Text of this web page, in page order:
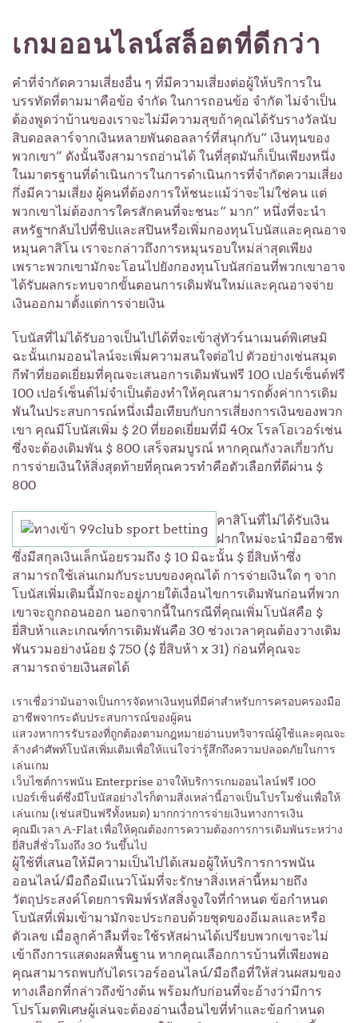
เกมออนไลน์สล็อตที่ดีกว่า
คำที่จำกัดความเสี่ยงอื่น ๆ ที่มีความเสี่ยงต่อผู้ให้บริการใน
บรรทัดที่ตามมาคือข้อ จำกัด ในการถอนข้อ จำกัด ไม่จำเป็น
ต้องพูดว่าบ้านของเราจะไม่มีความสุขถ้าคุณได้รับรางวัลนับ
สิบดอลลาร์จากเงินหลายพันดอลลาร์ที่สนุกกับ“ เงินทุนของ
พวกเขา” ดังนั้นจึงสามารถอ่านได้ ในที่สุดมันก็เป็นเพียงหนึ่ง
ในมาตรฐานที่ดำเนินการในการดำเนินการที่จำกัดความเสี่ยง
กึ่งมีความเสี่ยง ผู้คนที่ต้องการให้ชนะแม้ว่าจะไม่ใช่คน แต่
พวกเขาไม่ต้องการใครสักคนที่จะชนะ“ มาก” หนึ่งที่จะนำ
สหรัฐฯกลับไปที่ชิปและสปินหรือเพิ่มกองทุนโบนัสและคุณอาจ
หมุนคาสิโน เราจะกล่าวถึงการหมุนรอบใหม่ล่าสุดเพียง
เพราะพวกเขามักจะโอนไปยังกองทุนโบนัสก่อนที่พวกเขาอาจ
ได้รับผลกระทบจากขั้นตอนการเดิมพันใหม่และคุณอาจจ่าย
เงินออกมาตั้งแต่การจ่ายเงิน
โบนัสที่ไม่ได้รับอาจเป็นไปได้ที่จะเข้าสู่ทัวร์นาเมนต์พิเศษมิ
ฉะนั้นเกมออนไลน์จะเพิ่มความสนใจต่อไป ตัวอย่างเช่นสมุด
กีฬาที่ยอดเยี่ยมที่คุณจะเสนอการเดิมพันฟรี 100 เปอร์เซ็นต์ฟรี
100 เปอร์เซ็นต์ไม่จำเป็นต้องทำให้คุณสามารถตั้งค่าการเดิม
พันในประสบการณ์หนึ่งเมื่อเทียบกับการเสี่ยงการเงินของพวก
เขา คุณมีโบนัสเพิ่ม $ 20 ที่ยอดเยี่ยมที่มี 40x โรลโอเวอร์เช่น
ซึ่งจะต้องเดิมพัน $ 800 เสร็จสมบูรณ์ หากคุณกังวลเกี่ยวกับ
การจ่ายเงินให้สิ่งสุดท้ายที่คุณควรทำคือตัวเลือกที่ดีผ่าน $
800
คาสิโนที่ไม่ได้รับเงิน
ฝากใหม่จะนำมืออาชีพ
ซึ่งมีสกุลเงินเล็กน้อยรวมถึง $ 10 มิฉะนั้น $ ยี่สิบห้าซึ่ง
สามารถใช้เล่นเกมกับระบบของคุณได้ การจ่ายเงินใด ๆ จาก
โบนัสเพิ่มเติมนี้มักจะอยู่ภายใต้เงื่อนไขการเดิมพันก่อนที่พวก
เขาจะถูกถอนออก นอกจากนี้ในกรณีที่คุณเพิ่มโบนัสคือ $
ยี่สิบห้าและเกณฑ์การเดิมพันคือ 30 ช่วงเวลาคุณต้องวางเดิม
พันรวมอย่างน้อย $ 750 ($ ยี่สิบห้า x 31) ก่อนที่คุณจะ
สามารถจ่ายเงินสดได้
เราเชื่อว่ามันอาจเป็นการจัดหาเงินทุนที่มีค่าสำหรับการครอบครองมือ
อาชีพจากระดับประสบการณ์ของผู้คน
แสวงหาการรับรองที่ถูกต้องตามกฎหมายอ่านบทวิจารณ์ผู้ใช้และคุณจะ
ล้างคำศัพท์โบนัสเพิ่มเติมเพื่อให้แน่ใจว่ารู้สึกถึงความปลอดภัยในการ
เล่นเกม
เว็บไซต์การพนัน Enterprise อาจให้บริการเกมออนไลน์ฟรี 100
เปอร์เซ็นต์ซึ่งมีโบนัสอย่างไรก็ตามสิ่งเหล่านี้อาจเป็นโปรโมชั่นเพื่อให้
เล่นเกม (เช่นสปินฟรีทั้งหมด) มากกว่าการจ่ายเงินทางการเงิน
คุณมีเวลา A-Flat เพื่อให้คุณต้องการความต้องการการเดิมพันระหว่าง
ยี่สิบสี่ชั่วโมงถึง 30 วันขึ้นไป
ผู้ใช้ที่เสนอให้มีความเป็นไปได้เสมอผู้ให้บริการการพนัน
ออนไลน์/มือถือมีแนวโน้มที่จะรักษาสิ่งเหล่านี้หมายถึง
วัตถุประสงค์โดยการพิมพ์รหัสสิ่งจูงใจที่กำหนด ข้อกำหนด
โบนัสที่เพิ่มเข้ามามักจะประกอบด้วยชุดของอีเมลและหรือ
ตัวเลข เมื่อลูกค้าลืมที่จะใช้รหัสผ่านได้เปรียบพวกเขาจะไม่
เข้าถึงการแสดงผลพื้นฐาน หากคุณเลือกการบ้านที่เพียงพอ
คุณสามารถพบกับไดรเวอร์ออนไลน์/มือถือที่ให้ส่วนผสมของ
ทางเลือกที่กล่าวถึงข้างต้น พร้อมกับก่อนที่จะอ้างว่ามีการ
โปรโมตพิเศษผู้เล่นจะต้องอ่านเงื่อนไขที่ทำและข้อกำหนด